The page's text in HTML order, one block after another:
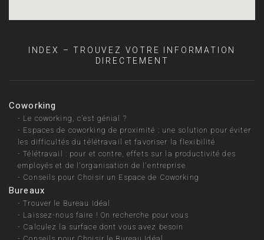
INDEX – TROUVEZ VOTRE INFORMATION
DIRECTEMENT
Coworking
- Le coworking, c’est génial ?
- Espaces de coworking de proximité : une solution pour éviter
les difficultés du télétravail et favoriser la flexibilité
-Télétravail : pour et contre, effets sur la productivité des
employés et de l'organisation de l'entreprise
- Conseils pour Choisir un Espace de Coworking
Bureaux
-Trouver le Bureau Idéal
- Laissez-nous faire ! On recherche pour vous
- Calculez la surface dont vous avez besoin